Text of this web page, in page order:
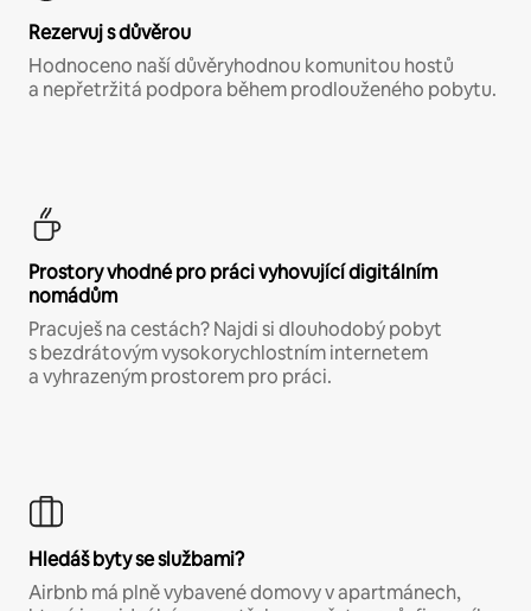
Rezervuj s důvěrou
Hodnoceno naší důvěryhodnou komunitou hostů
a nepřetržitá podpora během prodlouženého pobytu.
Prostory vhodné pro práci vyhovující digitálním
nomádům
Pracuješ na cestách? Najdi si dlouhodobý pobyt
s bezdrátovým vysokorychlostním internetem
a vyhrazeným prostorem pro práci.
Hledáš byty se službami?
Airbnb má plně vybavené domovy v apartmánech,